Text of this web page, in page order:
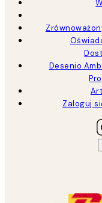
Desenio
Zaloguj